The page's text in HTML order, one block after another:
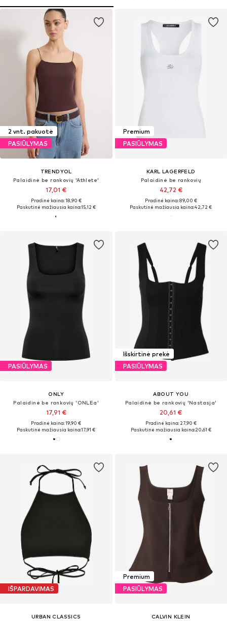
2 vnt. pakuotė
PASIŪLYMAS
TRENDYOL
Palaidinė be rankovių 'Athlete'
17,01 €
Pradinė kaina: 18,90 €
Paskutinė mažiausia kaina:15,12 €
Premium
PASIŪLYMAS
KARL LAGERFELD
Palaidinė be rankovių
42,72 €
Pradinė kaina: 89,00 €
Paskutinė mažiausia kaina:42,72 €
PASIŪLYMAS
ONLY
Palaidinė be rankovių 'ONLEa'
17,91 €
Pradinė kaina: 19,90 €
Paskutinė mažiausia kaina:17,91 €
Išskirtinė prekė
PASIŪLYMAS
ABOUT YOU
Palaidinė be rankovių 'Nastasja'
20,61 €
Pradinė kaina: 27,90 €
Paskutinė mažiausia kaina:20,61 €
IŠPARDAVIMAS
URBAN CLASSICS
Premium
PASIŪLYMAS
CALVIN KLEIN